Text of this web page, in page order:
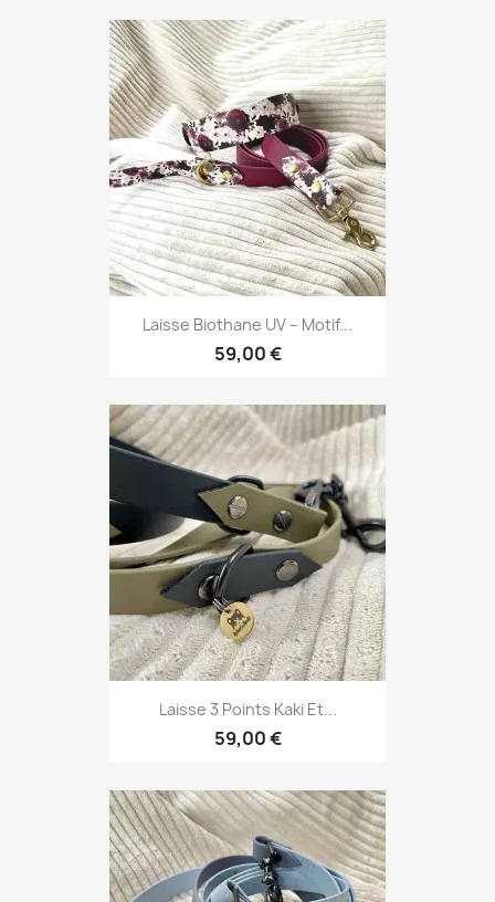
Laisse Biothane UV – Motif...
59,00 €
Laisse 3 Points Kaki Et...
59,00 €